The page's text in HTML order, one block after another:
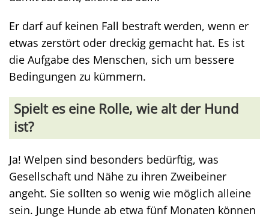
Er darf auf keinen Fall bestraft werden, wenn er
etwas zerstört oder dreckig gemacht hat. Es ist
die Aufgabe des Menschen, sich um bessere
Bedingungen zu kümmern.
Spielt es eine Rolle, wie alt der Hund
ist?
Ja! Welpen sind besonders bedürftig, was
Gesellschaft und Nähe zu ihren Zweibeiner
angeht. Sie sollten so wenig wie möglich alleine
sein. Junge Hunde ab etwa fünf Monaten können